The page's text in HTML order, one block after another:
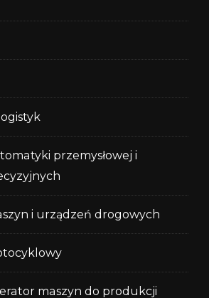
przemysłowej i
i urządzeń drogowych
maszyn do produkcji